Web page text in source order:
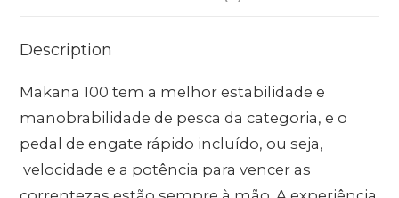
Description
Makana 100 tem a melhor estabilidade e
manobrabilidade de pesca da categoria, e o
pedal de engate rápido incluído, ou seja,
velocidade e a potência para vencer as